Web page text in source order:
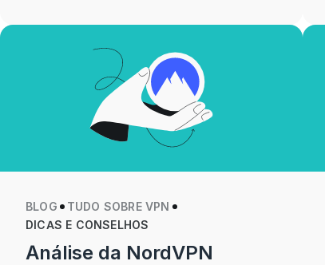
BLOG
TUDO SOBRE VPN
DICAS E CONSELHOS
Análise da NordVPN